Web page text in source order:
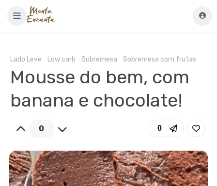
Lado Leve Low carb Sobremesa Sobremesa com frutas
Mousse do bem, com
banana e chocolate!
0 0